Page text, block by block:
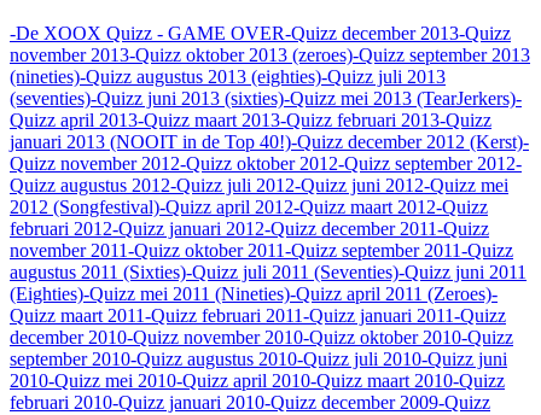
-De XOOX Quizz - GAME OVER-Quizz december 2013-Quizz
november 2013-Quizz oktober 2013 (zeroes)-Quizz september 2013
(nineties)-Quizz augustus 2013 (eighties)-Quizz juli 2013
(seventies)-Quizz juni 2013 (sixties)-Quizz mei 2013 (TearJerkers)-
Quizz april 2013-Quizz maart 2013-Quizz februari 2013-Quizz
januari 2013 (NOOIT in de Top 40!)-Quizz december 2012 (Kerst)-
Quizz november 2012-Quizz oktober 2012-Quizz september 2012-
Quizz augustus 2012-Quizz juli 2012-Quizz juni 2012-Quizz mei
2012 (Songfestival)-Quizz april 2012-Quizz maart 2012-Quizz
februari 2012-Quizz januari 2012-Quizz december 2011-Quizz
november 2011-Quizz oktober 2011-Quizz september 2011-Quizz
augustus 2011 (Sixties)-Quizz juli 2011 (Seventies)-Quizz juni 2011
(Eighties)-Quizz mei 2011 (Nineties)-Quizz april 2011 (Zeroes)-
Quizz maart 2011-Quizz februari 2011-Quizz januari 2011-Quizz
december 2010-Quizz november 2010-Quizz oktober 2010-Quizz
september 2010-Quizz augustus 2010-Quizz juli 2010-Quizz juni
2010-Quizz mei 2010-Quizz april 2010-Quizz maart 2010-Quizz
februari 2010-Quizz januari 2010-Quizz december 2009-Quizz